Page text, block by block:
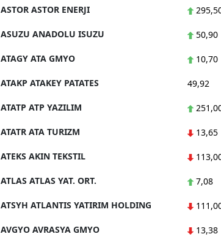
ASTOR ASTOR ENERJI
ASUZU ANADOLU ISUZU 50,90
ATAGY ATA GMYO 10,70
ATAKP ATAKEY PATATES 49,92
ATATP ATP YAZILIM
ATATR ATA TURIZM 13,65
ATEKS AKIN TEKSTIL
ATLAS ATLAS YAT. ORT. 7,08
ATSYH ATLANTIS YATIRIM HOLDING
AVGYO AVRASYA GMYO 13,38